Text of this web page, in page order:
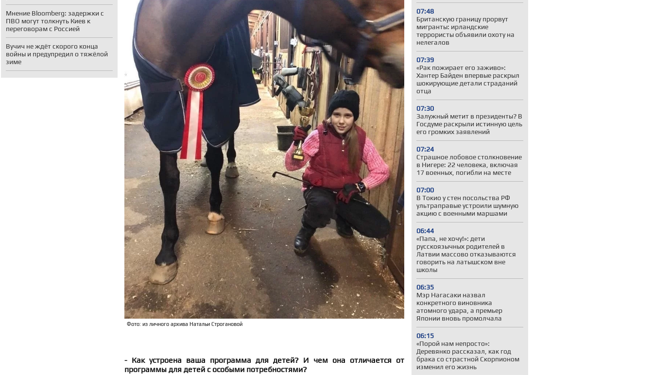
Мнение Bloomberg: задержки с
ПВО могут толкнуть Киев к
переговорам с Россией
Вучич не ждёт скорого конца
войны и предупредил о тяжёлой
зиме
07:48
Британскую границу прорвут
мигранты: ирландские
террористы объявили охоту на
нелегалов
07:39
«Рак пожирает его заживо»:
Хантер Байден впервые раскрыл
шокирующие детали страданий
отца
07:30
Залужный метит в президенты? В
Госдуме раскрыли истинную цель
его громких заявлений
07:24
Страшное лобовое столкновение
в Нигере: 22 человека, включая
17 военных, погибли на месте
07:00
В Токио у стен посольства РФ
ультраправые устроили шумную
акцию с военными маршами
06:44
«Папа, не хочу!»: дети
русскоязычных родителей в
Латвии массово отказываются
говорить на латышском вне
школы
06:35
Мэр Нагасаки назвал
конкретного виновника
атомного удара, а премьер
Японии вновь промолчала
06:15
«Порой нам непросто»:
Деревянко рассказал, как год
брака со страстной Скорпионом
изменил его жизнь
Фото: из личного архива Натальи Строгановой
- Как устроена ваша программа для детей? И чем она отличается от
программы для детей с особыми потребностями?